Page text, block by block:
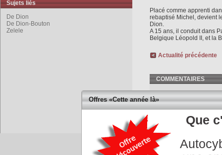
Sujets liés
De Dion
De Dion-Bouton
Zelele
Placé comme apprenti
rebaptisé Michel, devient
Dion.
A 15 ans, il conduit dans
Belgique Léopold II, et la
Actualité précédente
COMMENTAIRES
| Conseiller à un
Offres «Cette année là»
Que